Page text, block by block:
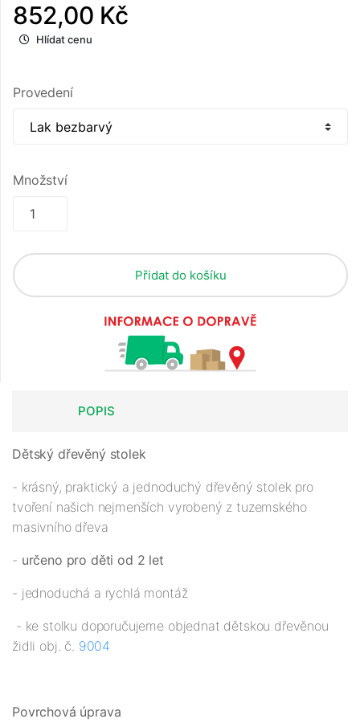
852,00 Kč
Hlídat cenu
Provedení
Množství
Přidat do košíku
POPIS
Dětský dřevěný stolek
- krásný, praktický a jednoduchý dřevěný stolek pro
tvoření našich nejmenších vyrobený z tuzemského
masivního dřeva
- určeno pro děti od 2 let
- jednoduchá a rychlá montáž
- ke stolku doporučujeme objednat dětskou dřevěnou
židli obj. č. 9004
Povrchová úprava